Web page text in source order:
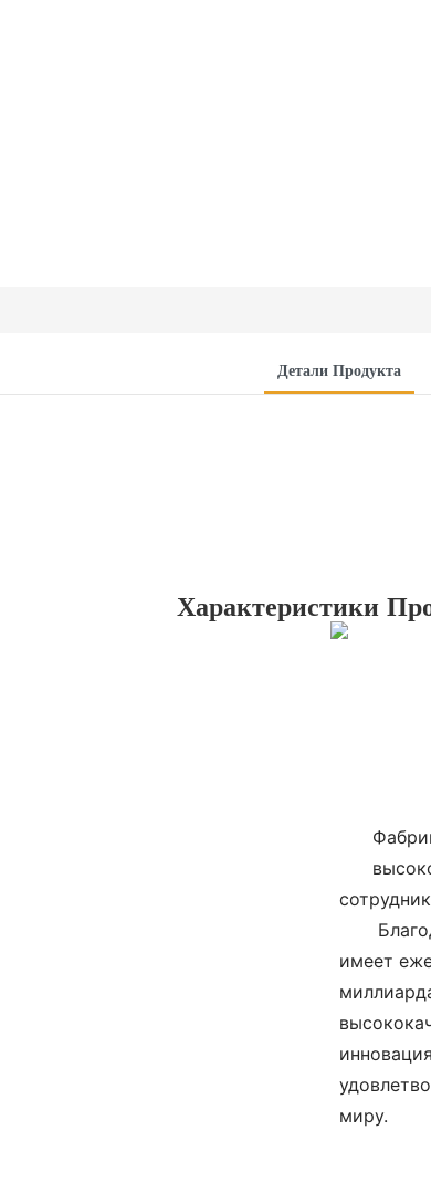
Детали Продукта
Характеристики
имеет
миру.